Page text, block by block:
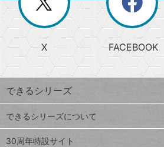
じ
る
search
検
索
上
昇
ワ
ー
ド
Google
スプレ
閉
じ
る
か
ら
探
す
ト
ッ
X FACEBOOK
できるシリーズ
できるシリーズについて
30周年特設サイト